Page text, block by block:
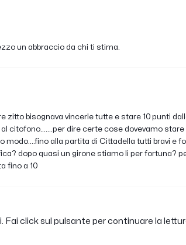
un abbraccio da chi ti stima.
zitto bisognava vincerle tutte e stare 10 punti
citofono.......per dire certe cose dovevamo
modo....fino alla partita di Cittadella tutti bravi e
dopo quasi un girone stiamo li per fortuna?
fino a 10
Fai click sul pulsante per continuare la